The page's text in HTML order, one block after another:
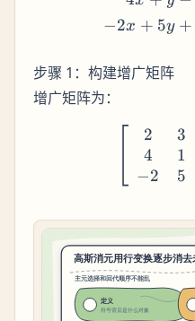
−2x + 5y +
步骤 1：构建增广矩阵
增广矩阵为：
2
4
−2
3
1
5